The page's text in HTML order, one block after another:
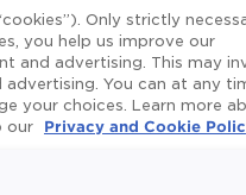
Only strictly
you help us improve our
and advertising. This may
You can at any
your choices. Learn more
our
Privacy and Cookie